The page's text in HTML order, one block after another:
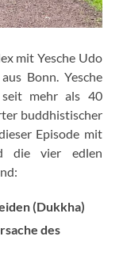
mit Yesche Udo
Bonn. Yesche
seit mehr als 40
buddhistischer
Episode mit
die vier edlen
(Dukkha)
des